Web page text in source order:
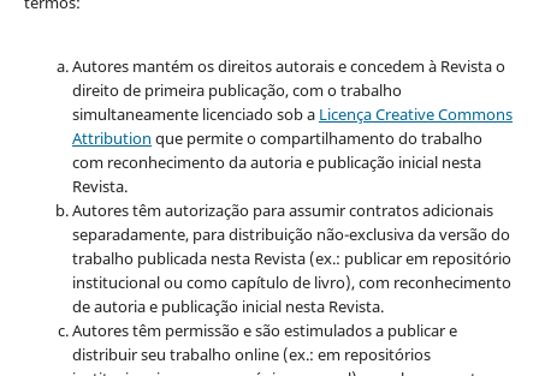
Autores mantém os direitos autorais e concedem à Revista o
direito de primeira publicação, com o trabalho
simultaneamente licenciado sob a Licença Creative Commons
Attribution que permite o compartilhamento do trabalho
com reconhecimento da autoria e publicação inicial nesta
Revista.
Autores têm autorização para assumir contratos adicionais
separadamente, para distribuição não-exclusiva da versão do
trabalho publicada nesta Revista (ex.: publicar em repositório
institucional ou como capítulo de livro), com reconhecimento
de autoria e publicação inicial nesta Revista.
Autores têm permissão e são estimulados a publicar e
distribuir seu trabalho online (ex.: em repositórios